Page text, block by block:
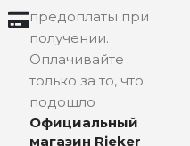
предоплаты при
получении.
Оплачивайте
только за то, что
подошло
Официальный
магазин Rieker